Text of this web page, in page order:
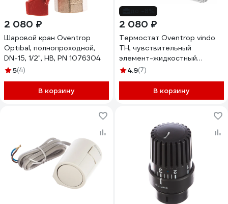
2 080 ₽
Шаровой кран Oventrop
Optibal, полнопроходной,
DN-15, 1/2", НВ, PN 1076304
5(4)
В корзину
2 080 ₽
Термостат Oventrop vindo
TH, чувствительный
элемент-жидкостный
1013066
4.9(7)
В корзину